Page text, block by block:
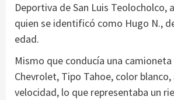
Deportiva de San Luis Teolocholco,
quien se identificó como Hugo N.,
edad.
Mismo que conducía una
Chevrolet, Tipo Tahoe, color blanco,
velocidad, lo que representaba un